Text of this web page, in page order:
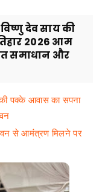
देव साय की
2026 आम
समाधान और
पक्के आवास का सपना
से आमंत्रण मिलने पर